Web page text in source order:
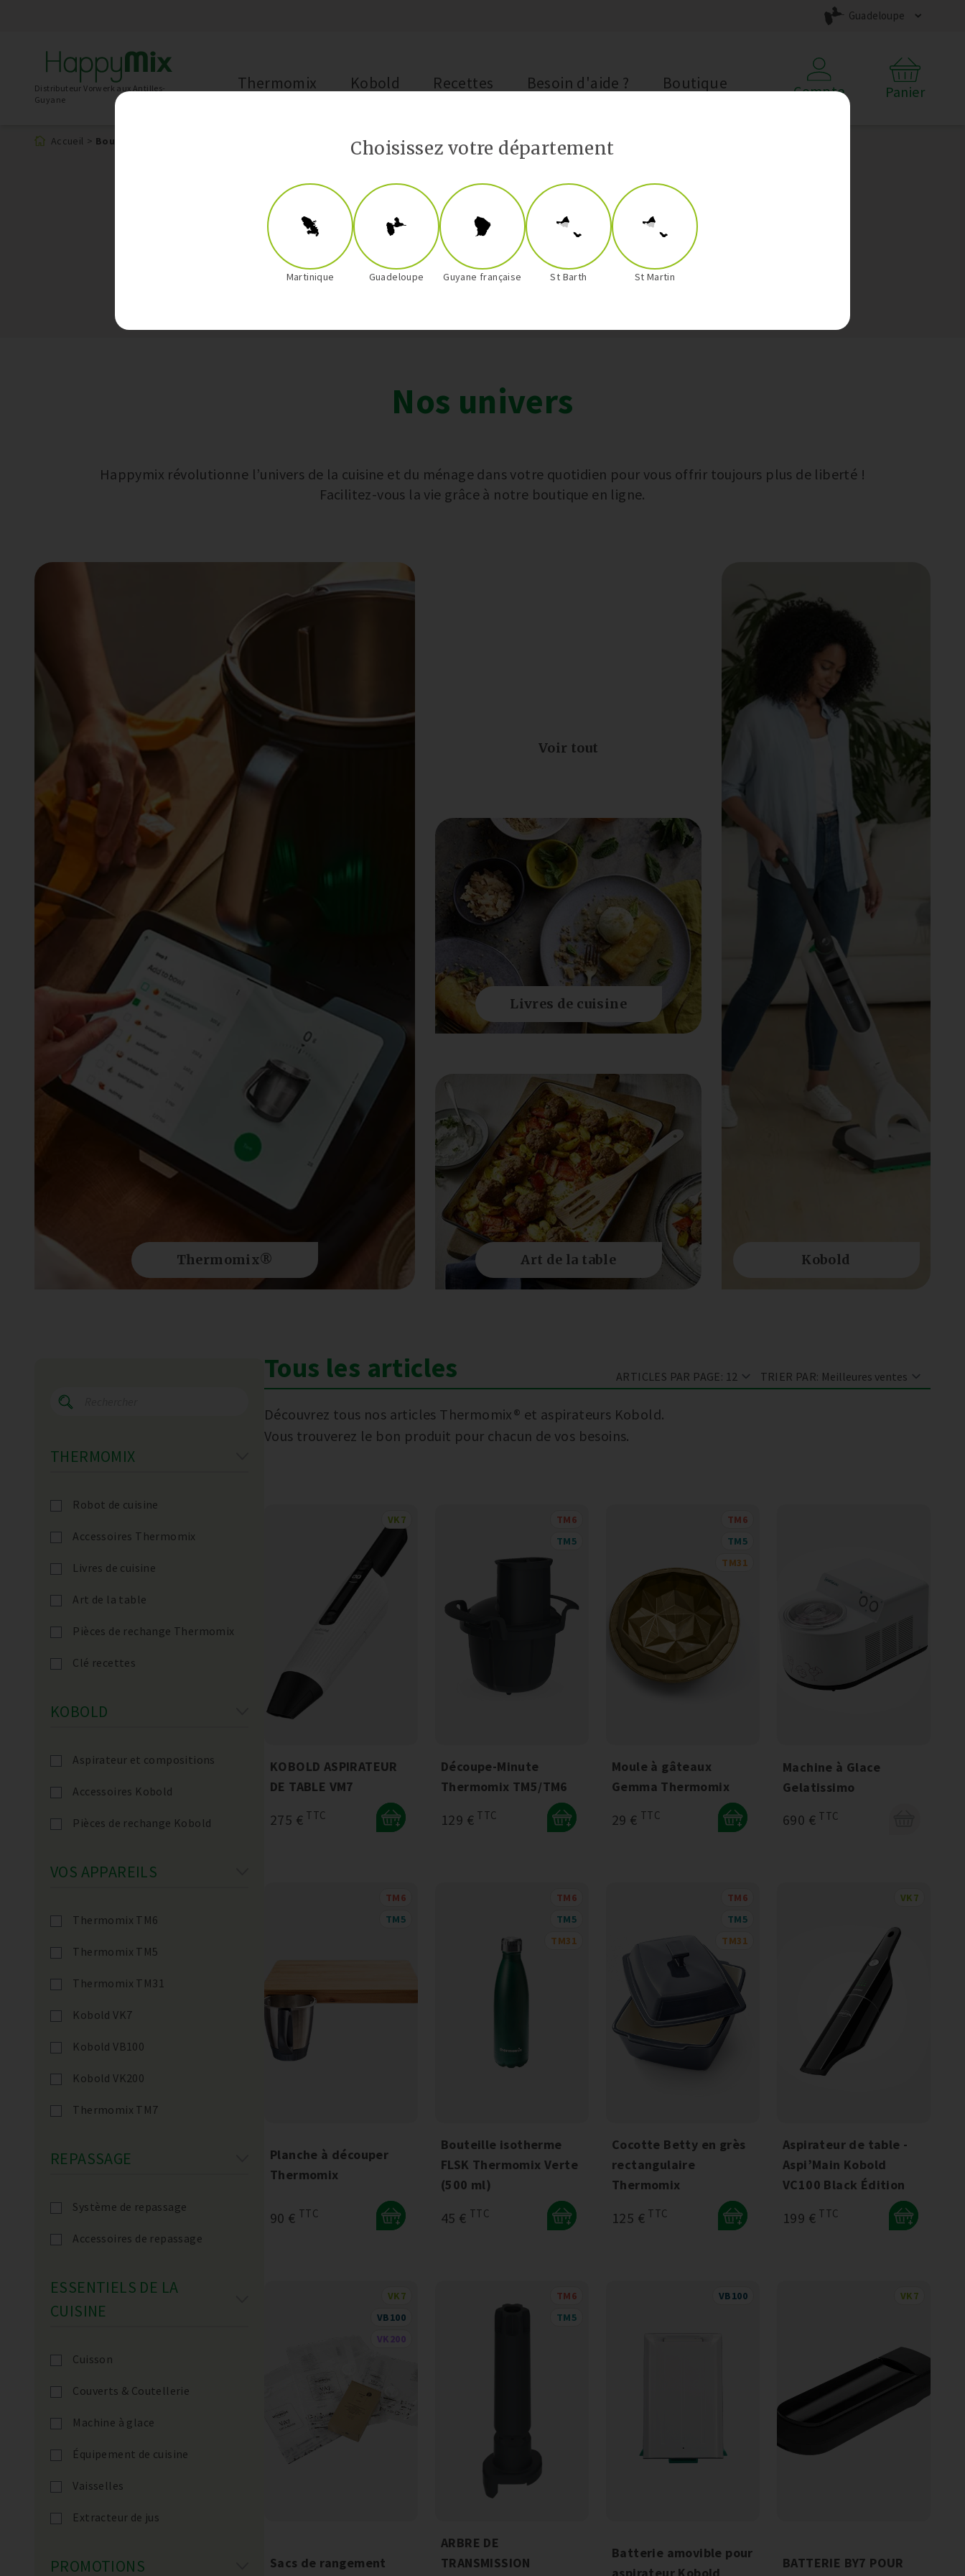
Guadeloupe
Distributeur Vorwerk aux Antilles-
Guyane
Thermomix Kobold Recettes Besoin d'aide ? Boutique Compte Panier
Accueil > Boutique
Notre boutique
Nos univers
Happymix révolutionne l’univers de la cuisine et du ménage dans votre quotidien pour vous offrir toujours plus de liberté !
Facilitez-vous la vie grâce à notre boutique en ligne.
Thermomix®
Voir tout
Livres de cuisine
Art de la table Kobold
THERMOMIX
Robot de cuisine
Accessoires Thermomix
Livres de cuisine
Art de la table
Pièces de rechange Thermomix
Clé recettes
KOBOLD
Aspirateur et compositions
Accessoires Kobold
Pièces de rechange Kobold
VOS APPAREILS
Thermomix TM6
Thermomix TM5
Thermomix TM31
Kobold VK7
Kobold VB100
Kobold VK200
Thermomix TM7
REPASSAGE
Système de repassage
Accessoires de repassage
ESSENTIELS DE LA
CUISINE
Cuisson
Couverts & Coutellerie
Machine à glace
Équipement de cuisine
Vaisselles
Extracteur de jus
PROMOTIONS
Tous les articles ARTICLES PAR PAGE: TRIER PAR:
Découvrez tous nos articles Thermomix® et aspirateurs Kobold.
Vous trouverez le bon produit pour chacun de vos besoins.
VK7
KOBOLD ASPIRATEUR
DE TABLE VM7
275 € TTC
+
TM6
TM5
Découpe-Minute
Thermomix TM5/TM6
129 € TTC
+
TM6
TM5
TM31
Moule à gâteaux
Gemma Thermomix
29 € TTC
+
Machine à Glace
Gelatissimo
690 € TTC
TM6
TM5
Planche à découper
Thermomix
90 € TTC
+
TM6
TM5
TM31
Bouteille isotherme
FLSK Thermomix Verte
(500 ml)
45 € TTC
+
TM6
TM5
TM31
Cocotte Betty en grès
rectangulaire
Thermomix
125 € TTC
+
VK7
Aspirateur de table -
Aspi’Main Kobold
VC100 Black Édition
199 € TTC
+
VK7
VB100
VK200
Sacs de rangement
TM6
TM5
ARBRE DE
TRANSMISSION
VB100
Batterie amovible pour
aspirateur Kobold
VK7
BATTERIE BY7 POUR
Choisissez votre département
Martinique Guadeloupe Guyane française St Barth St Martin